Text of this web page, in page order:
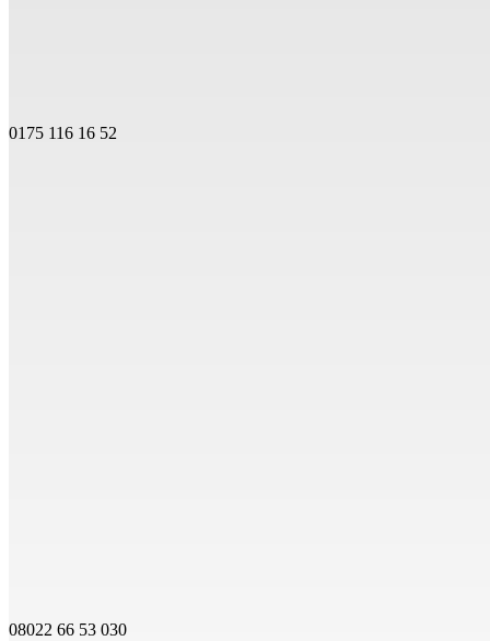
0175 116 16 52
08022 66 53 030